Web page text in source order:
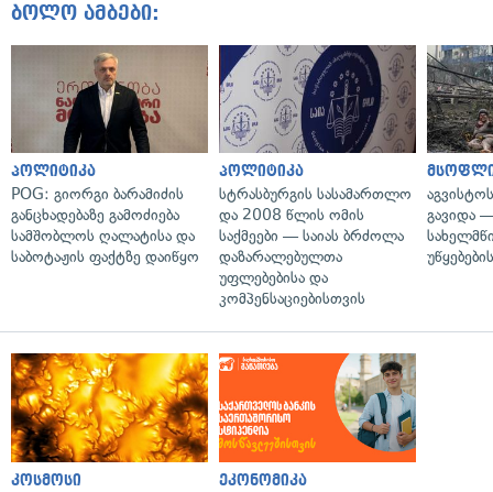
ბოლო ამბები:
პოლიტიკა
POG: გიორგი ბარამიძის
განცხადებაზე გამოძიება
სამშობლოს ღალატისა და
საბოტაჟის ფაქტზე დაიწყო
პოლიტიკა
სტრასბურგის სასამართლო
და 2008 წლის ომის
საქმეები — საიას ბრძოლა
დაზარალებულთა
უფლებებისა და
კომპენსაციებისთვის
გავიდა
კოსმოსი ეკონომიკა